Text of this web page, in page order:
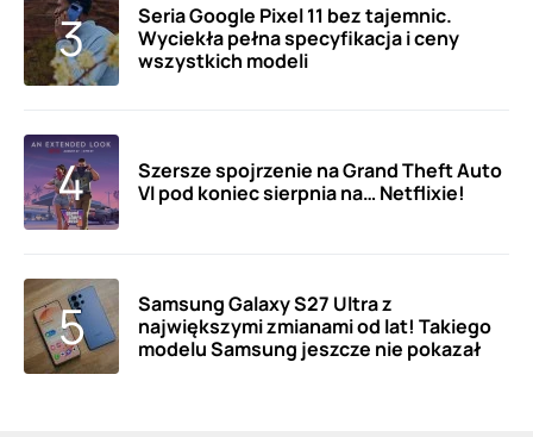
Seria Google Pixel 11 bez tajemnic.
Wyciekła pełna specyfikacja i ceny
wszystkich modeli
Szersze spojrzenie na Grand Theft Auto
VI pod koniec sierpnia na… Netflixie!
Samsung Galaxy S27 Ultra z
największymi zmianami od lat! Takiego
modelu Samsung jeszcze nie pokazał